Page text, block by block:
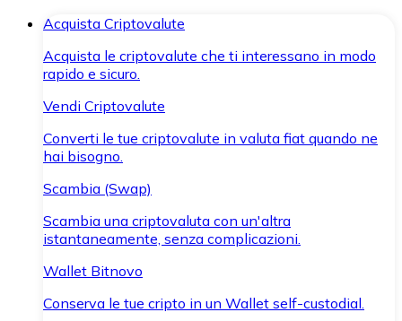
Acquista Criptovalute
Acquista le criptovalute che ti interessano in modo
rapido e sicuro.
Vendi Criptovalute
Converti le tue criptovalute in valuta fiat quando ne
hai bisogno.
Scambia (Swap)
Scambia una criptovaluta con un'altra
istantaneamente, senza complicazioni.
Wallet Bitnovo
Conserva le tue cripto in un Wallet self-custodial.